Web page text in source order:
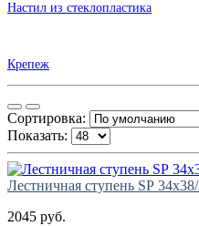
Настил из стеклопластика
Крепеж
Сортировка:
Показать:
Лестничная ступень SР
2045 руб.